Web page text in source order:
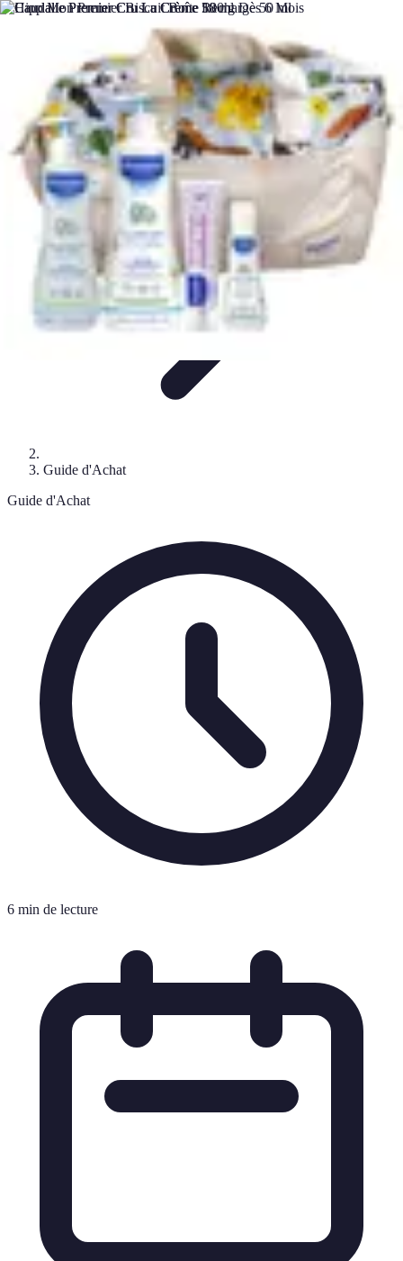
Apprendre Rubik Cube
ApprentissageTechniques
Méthodes d'apprentissage Techniques
Apprendre Rubik Cube
Guide d'Achat
Guide d'Achat
6 min de lecture